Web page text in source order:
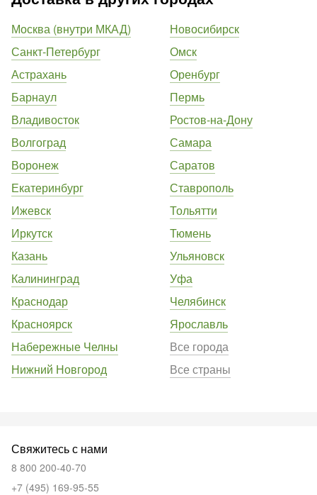
Москва (внутри МКАД)
Санкт-Петербург
Астрахань
Барнаул
Владивосток
Волгоград
Воронеж
Екатеринбург
Ижевск
Иркутск
Казань
Калининград
Краснодар
Красноярск
Набережные Челны
Нижний Новгород
Новосибирск
Омск
Оренбург
Пермь
Ростов-на-Дону
Самара
Саратов
Ставрополь
Тольятти
Тюмень
Ульяновск
Уфа
Челябинск
Ярославль
Все города
Все страны
Свяжитесь с нами
8 800 200-40-70
+7 (495) 169-95-55